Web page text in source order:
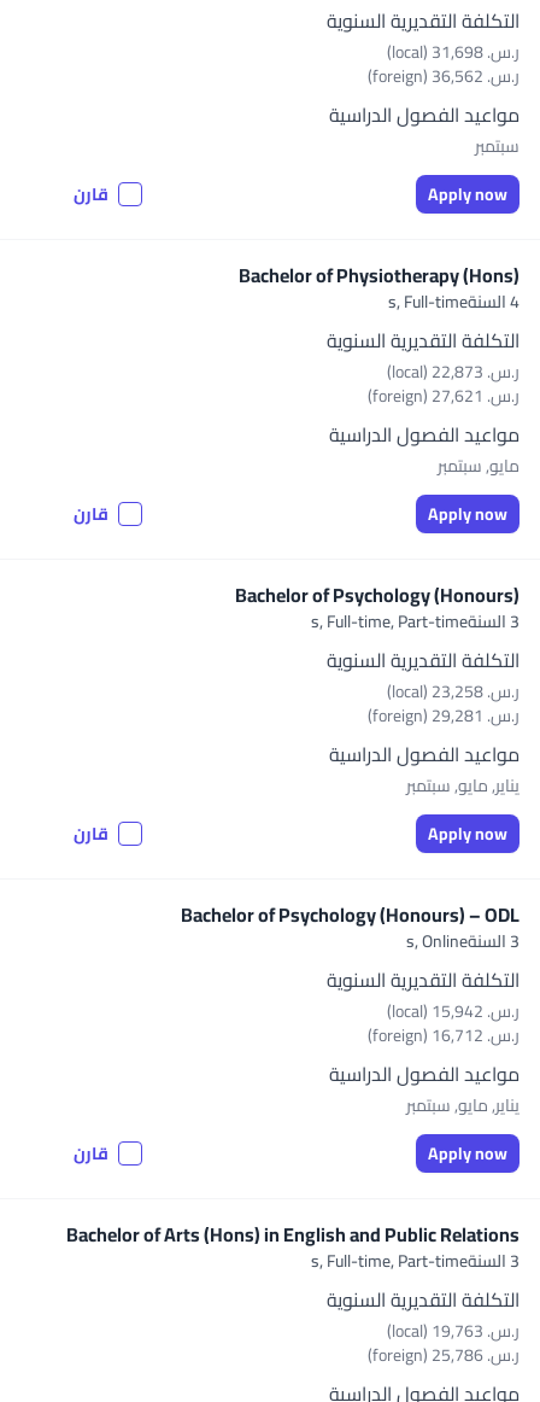
التكلفة التقديرية السنوية
ر.س.‏ 31,698 (local)
ر.س.‏ 36,562 (foreign)
مواعيد الفصول الدراسية
سبتمبر
Apply now
قارن
Bachelor of Physiotherapy (Hons)
4 السنةs, Full-time
التكلفة التقديرية السنوية
ر.س.‏ 22,873 (local)
ر.س.‏ 27,621 (foreign)
مواعيد الفصول الدراسية
مايو, سبتمبر
Apply now
قارن
Bachelor of Psychology (Honours)
3 السنةs, Full-time, Part-time
التكلفة التقديرية السنوية
ر.س.‏ 23,258 (local)
ر.س.‏ 29,281 (foreign)
مواعيد الفصول الدراسية
يناير, مايو, سبتمبر
Apply now
قارن
Bachelor of Psychology (Honours) – ODL
3 السنةs, Online
التكلفة التقديرية السنوية
ر.س.‏ 15,942 (local)
ر.س.‏ 16,712 (foreign)
مواعيد الفصول الدراسية
يناير, مايو, سبتمبر
Apply now
قارن
Bachelor of Arts (Hons) in English and Public Relations
3 السنةs, Full-time, Part-time
التكلفة التقديرية السنوية
ر.س.‏ 19,763 (local)
ر.س.‏ 25,786 (foreign)
مواعيد الفصول الدراسية